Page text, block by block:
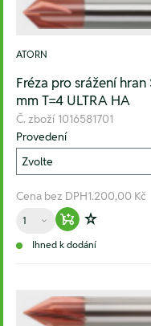
ATORN
Fréza pro srážení
mm T=4 ULTRA HA
Č. zboží 1016581701
Provedení
Cena bez DPH1.200,00 Kč
Množství
Warenkorb
Zur
Ihned k dodání